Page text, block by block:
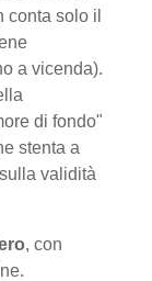
conta solo il
a vicenda).
di fondo"
stenta a
validità
, con